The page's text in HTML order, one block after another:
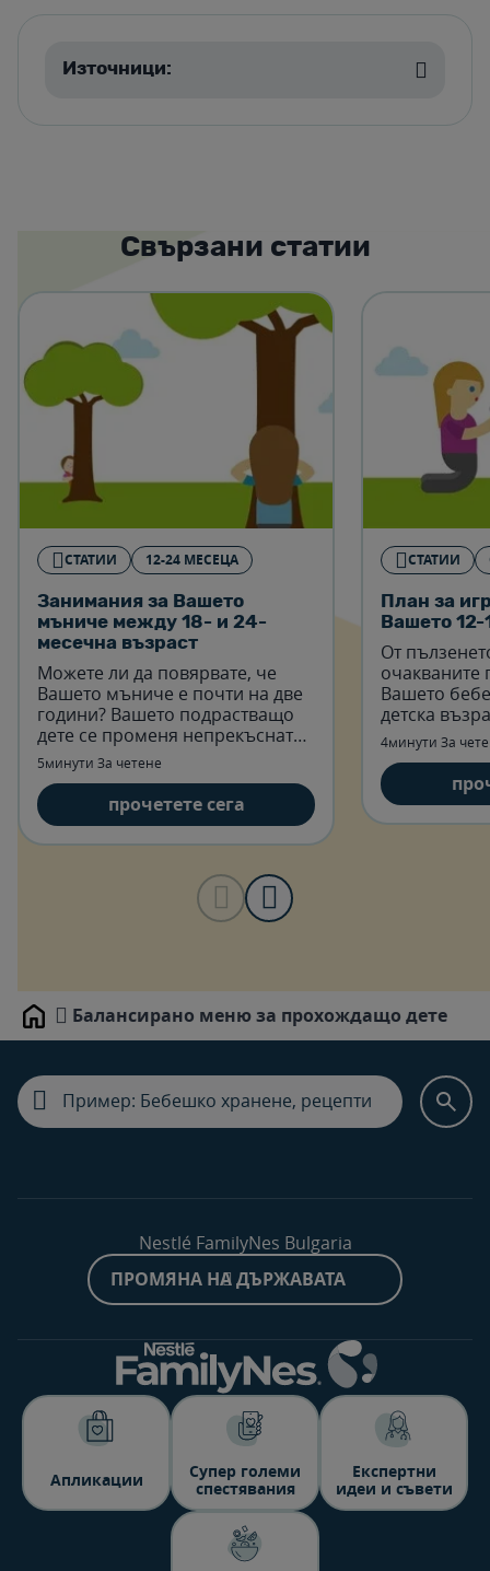
Източници:
Свързани статии
СТАТИИ 12-24 МЕСЕЦА
Занимания за Вашето
мъниче между 18- и 24-
месечна възраст
Можете ли да повярвате, че
Вашето мъниче е почти на две
години? Вашето подрастващо
дете се променя непрекъснато
и вероятно вече има някои
любими игри.
5минути За четене
прочетете сега
СТАТИИ
План за
Вашето
От
очакваните
Вашето
детска
активно и
4минути За
Home Балансирано меню за прохождащо дете
Nestlé FamilyNes Bulgaria
ПРОМЯНА НА ДЪРЖАВАТА
Aпликации
Супер големи
спестявания
Експертни
идеи и съвети